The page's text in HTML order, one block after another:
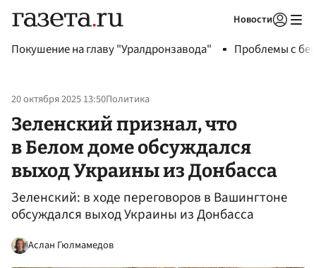
Новости
Покушение на главу "Уралдронзавода" Проблемы с
20 октября 2025 13:50Политика
Зеленский признал, что
в Белом доме обсуждался
выход Украины из Донбасса
Зеленский: в ходе переговоров в Вашингтоне
обсуждался выход Украины из Донбасса
Аслан Гюлмамедов